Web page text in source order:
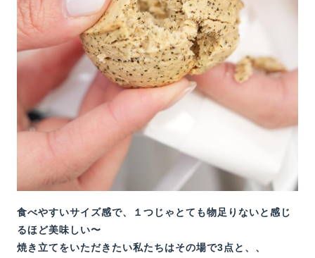
食べやすいサイズ感で、１つじゃとても物足りないと感じ
るほど美味しい〜
焼き立てをいただきたい私たちはその場で3点と、、